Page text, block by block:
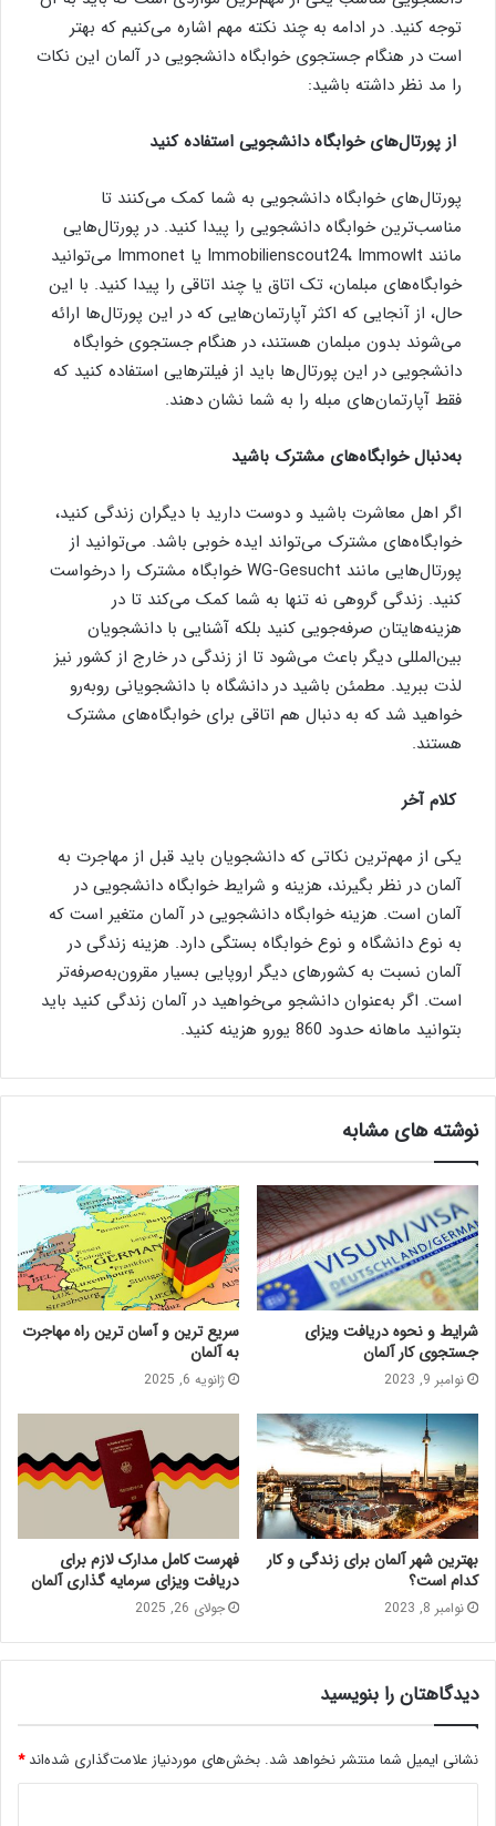
توجه کنید. در ادامه به چند نکته مهم اشاره می‌کنیم که بهتر
است در هنگام جستجوی خوابگاه دانشجویی در آلمان این نکات
را مد نظر داشته باشید:
از پورتال‌های خوابگاه‌ دانشجویی استفاده کنید
پورتال‌های خوابگاه دانشجویی به شما کمک می‌کنند تا
مناسب‌ترین خوابگاه دانشجویی را پیدا کنید. در پورتال‌هایی
مانند Immobilienscout24، Immowlt یا Immonet می‌توانید
خوابگاه‌های مبلمان، تک اتاق یا چند اتاقی را پیدا کنید. با این
حال، از آنجایی که اکثر آپارتمان‌هایی که در این پورتال‌ها ارائه
می‌شوند بدون مبلمان هستند، در هنگام جستجوی خوابگاه
دانشجویی در این پورتال‌ها باید از فیلترهایی استفاده کنید که
فقط آپارتمان‌های مبله را به شما نشان دهند.
به‌دنبال خوابگاه‌های مشترک باشید
اگر اهل معاشرت باشید و دوست دارید با دیگران زندگی کنید،
خوابگاه‌های مشترک می‌تواند ایده خوبی باشد. می‌توانید از
پورتال‌هایی مانند WG-Gesucht خوابگاه مشترک را درخواست
کنید. زندگی گروهی نه تنها به شما کمک می‌کند تا در
هزینه‌هایتان صرفه‌جویی کنید بلکه آشنایی با دانشجویان
بین‌المللی دیگر باعث می‌شود تا از زندگی در خارج از کشور نیز
لذت ببرید. مطمئن باشید در دانشگاه با دانشجویانی روبه‌رو
خواهید شد که به دنبال هم اتاقی برای خوابگاه‌های مشترک
هستند.
کلام آخر
یکی از مهم‌ترین نکاتی که دانشجویان باید قبل از مهاجرت به
آلمان در نظر بگیرند، هزینه و شرایط خوابگاه دانشجویی در
آلمان است. هزینه خوابگاه دانشجویی در آلمان متغیر است که
به نوع دانشگاه و نوع خوابگاه بستگی دارد. هزینه زندگی در
آلمان نسبت به کشورهای دیگر اروپایی بسیار مقرون‌به‌صرفه‌تر
است. اگر به‌عنوان دانشجو می‌خواهید در آلمان زندگی کنید باید
بتوانید ماهانه حدود 860 یورو هزینه کنید.
نوشته های مشابه
شرایط و نحوه دریافت ویزای
جستجوی کار آلمان
نوامبر 9, 2023
سریع ترین و آسان ترین راه مهاجرت
به آلمان
ژانویه 6, 2025
بهترین شهر آلمان برای زندگی و کار
کدام است؟
نوامبر 8, 2023
فهرست کامل مدارک لازم برای
دریافت ویزای سرمایه گذاری آلمان
جولای 26, 2025
دیدگاهتان را بنویسید
نشانی ایمیل شما منتشر نخواهد شد. بخش‌های موردنیاز علامت‌گذاری شده‌اند*